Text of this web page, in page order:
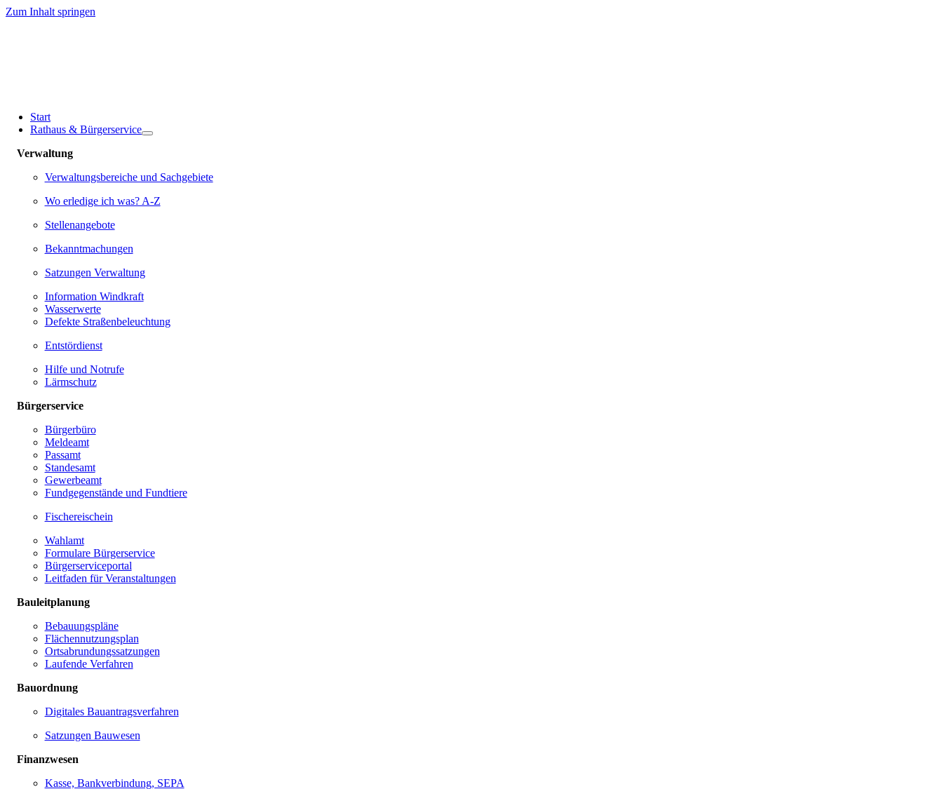
Zum Inhalt springen
Start
Rathaus & Bürgerservice
Verwaltung
Verwaltungsbereiche und Sachgebiete
Wo erledige ich was? A-Z
Stellenangebote
Bekanntmachungen
Satzungen Verwaltung
Information Windkraft
Wasserwerte
Defekte Straßenbeleuchtung
Entstördienst
Hilfe und Notrufe
Lärmschutz
Bürgerservice
Bürgerbüro
Meldeamt
Passamt
Standesamt
Gewerbeamt
Fundgegenstände und Fundtiere
Fischereischein
Wahlamt
Formulare Bürgerservice
Bürgerserviceportal
Leitfaden für Veranstaltungen
Bauleitplanung
Bebauungspläne
Flächennutzungsplan
Ortsabrundungssatzungen
Laufende Verfahren
Bauordnung
Digitales Bauantragsverfahren
Satzungen Bauwesen
Finanzwesen
Kasse, Bankverbindung, SEPA